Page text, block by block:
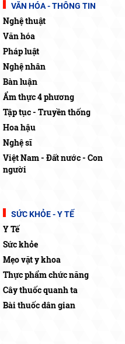
VĂN HÓA - THÔNG TIN
Nghệ thuật
Văn hóa
Pháp luật
Nghệ nhân
Bàn luận
Ẩm thực 4 phương
Tập tục - Truyền thống
Hoa hậu
Nghệ sĩ
Việt Nam - Đất nước - Con
người
SỨC KHỎE - Y TẾ
Y Tế
Sức khỏe
Mẹo vặt y khoa
Thực phẩm chức năng
Cây thuốc quanh ta
Bài thuốc dân gian